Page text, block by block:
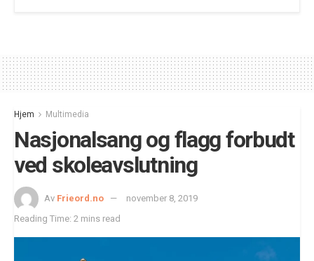
Hjem Multimedia
Nasjonalsang og flagg forbudt
ved skoleavslutning
Av Frieord.no
november 8, 2019
Reading Time: 2 mins read